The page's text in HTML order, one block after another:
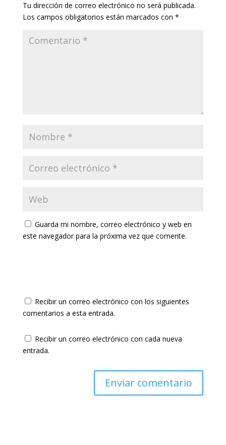
Tu dirección de correo electrónico no será publicada.
Los campos obligatorios están marcados con *
Guarda mi nombre, correo electrónico y web en
este navegador para la próxima vez que comente.
Recibir un correo electrónico con los siguientes
comentarios a esta entrada.
Recibir un correo electrónico con cada nueva
entrada.